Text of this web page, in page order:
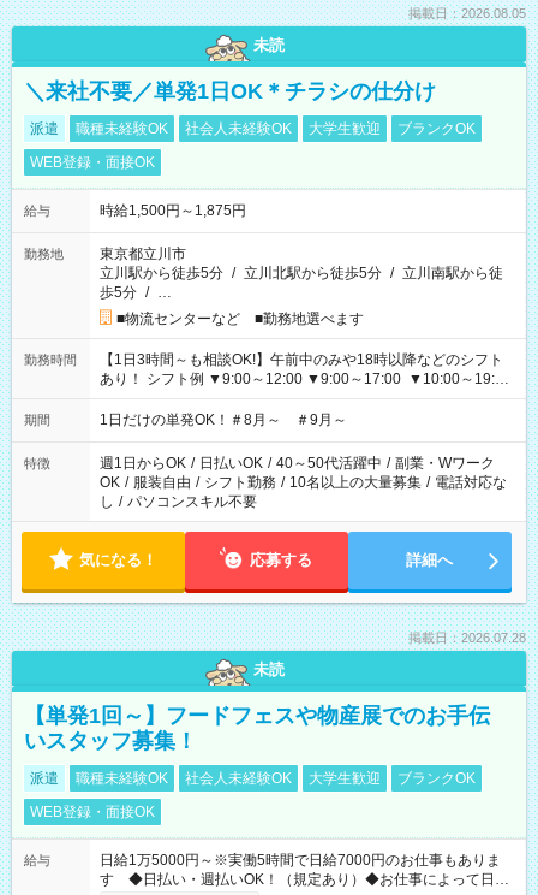
掲載日：2026.08.05
未読
＼来社不要／単発1日OK＊チラシの仕分け
派遣 職種未経験OK 社会人未経験OK 大学生歓迎
ブランクOK
WEB登録・面接OK
給与 時給1,500円～1,875円
勤務地
東京都立川市
立川駅から徒歩5分 / 立川北駅から徒歩5分 / 立川南駅から徒
歩5分 / …
■物流センターなど ■勤務地選べます
勤務時間
【1日3時間～も相談OK!】午前中のみや18時以降などのシフト
あり！ シフト例 ▼9:00～12:00 ▼9:00～17:00 ▼10:00～19:00
▼18:00～21:00
期間 1日だけの単発OK！＃8月～ ＃9月～
特徴 週1日からOK / 日払いOK / 40～50代活躍中 / 副業・Wワーク
OK / 服装自由 / シフト勤務 / 10名以上の大量募集 / 電話対応な
し / パソコンスキル不要
気になる！ 応募する 詳細へ
掲載日：2026.07.28
未読
【単発1回～】フードフェスや物産展でのお手伝
いスタッフ募集！
派遣 職種未経験OK 社会人未経験OK 大学生歓迎
ブランクOK
WEB登録・面接OK
給与
日給1万5000円～※実働5時間で日給7000円のお仕事もありま
す ◆日払い・週払いOK！（規定あり）◆お仕事によって日給